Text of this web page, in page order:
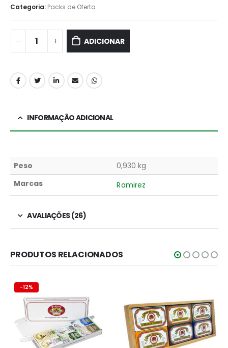
Categoria: Packs de Oferta
ADICIONAR
INFORMAÇÃO ADICIONAL
Peso
0,930 kg
Marcas
Ramirez
AVALIAÇÕES (26)
PRODUTOS RELACIONADOS
-12%